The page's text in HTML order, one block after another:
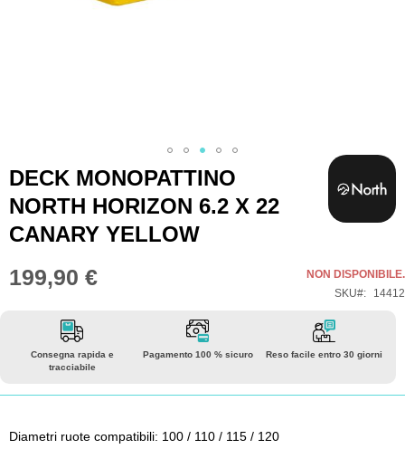
Vai
all'inizio
della
galleria
immagini
DECK MONOPATTINO
NORTH HORIZON 6.2 X 22
CANARY YELLOW
199,90 €
NON DISPONIBILE.
SKU
14412
Consegna rapida e
tracciabile
Pagamento 100 % sicuro Reso facile entro 30 giorni
Diametri ruote compatibili: 100 / 110 / 115 / 120